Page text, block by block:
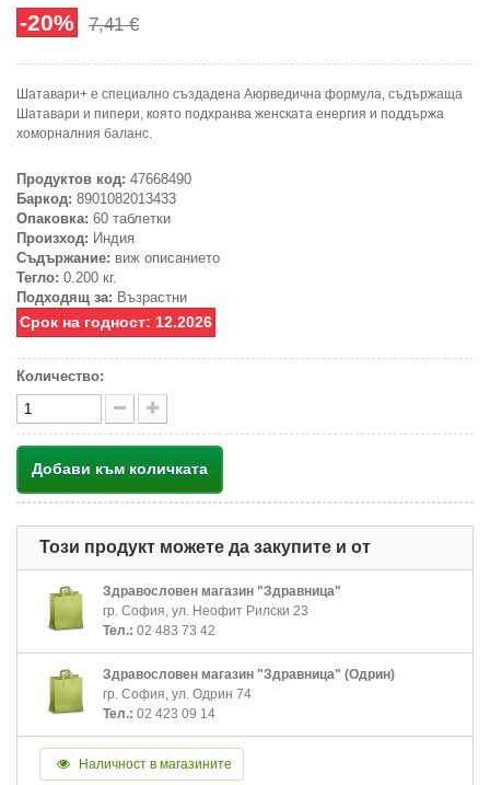
-20% 7,41 €
Шатавари+ е специално създадена Аюрведична формула, съдържаща
Шатавари и пипери, която подхранва женската енергия и поддържа
хоморналния баланс.
Продуктов код: 47668490
Баркод: 8901082013433
Опаковка: 60 таблетки
Произход: Индия
Съдържание: виж описанието
Тегло: 0.200 кг.
Подходящ за: Възрастни
Срок на годност: 12.2026
Количество:
Добави към количката
Този продукт можете да закупите и от
Здравословен магазин "Здравница"
гр. София, ул. Неофит Рилски 23
Тел.: 02 483 73 42
Здравословен магазин "Здравница" (Одрин)
гр. София, ул. Одрин 74
Тел.: 02 423 09 14
Наличност в магазините